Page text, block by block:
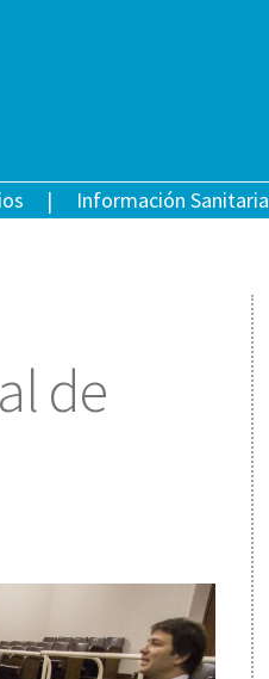
Información Sanitaria
de